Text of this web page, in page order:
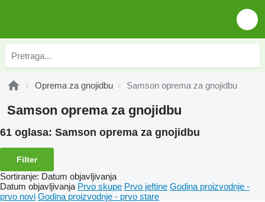
Oprema za gnojidbu Samson oprema za gnojidbu
Samson oprema za gnojidbu
61 oglasa: Samson oprema za gnojidbu
Filter
Sortiranje: Datum objavljivanja
Datum objavljivanja Prvo skupe Prvo jeftine Godina proizvodnje -
prvo novi Godina proizvodnje - prvo stare